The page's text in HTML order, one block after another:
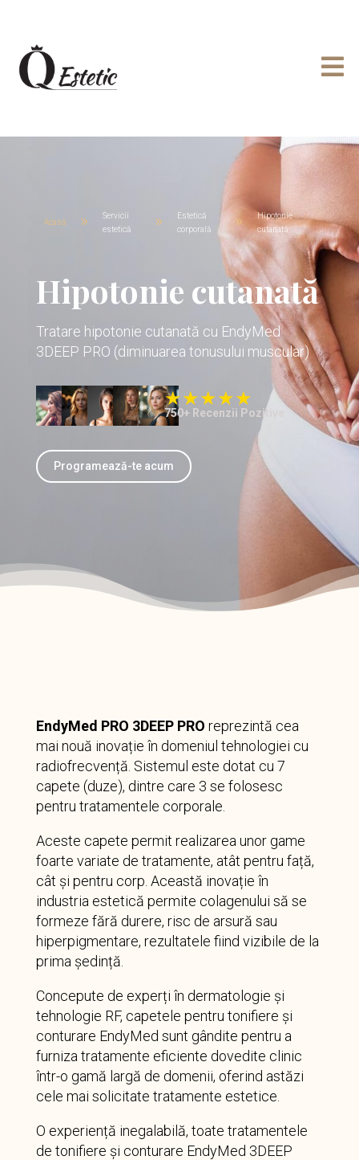

Acasă 9
Servicii
estetică
9
Estetică
corporală
9
Hipotonie
cutanată
Hipotonie cutanată
Tratare hipotonie cutanată cu EndyMed
3DEEP PRO (diminuarea tonusului muscular)
750+ Recenzii Pozitive
Programează-te acum
EndyMed PRO 3DEEP PRO reprezintă cea
mai nouă inovație în domeniul tehnologiei cu
radiofrecvență. Sistemul este dotat cu 7
capete (duze), dintre care 3 se folosesc
pentru tratamentele corporale.
Aceste capete permit realizarea unor game
foarte variate de tratamente, atât pentru față,
cât și pentru corp. Această inovație în
industria estetică permite colagenului să se
formeze fără durere, risc de arsură sau
hiperpigmentare, rezultatele fiind vizibile de la
prima ședință.
Concepute de experți în dermatologie și
tehnologie RF, capetele pentru tonifiere și
conturare EndyMed sunt gândite pentru a
furniza tratamente eficiente dovedite clinic
într-o gamă largă de domenii, oferind astăzi
cele mai solicitate tratamente estetice.
O experiență inegalabilă, toate tratamentele
de tonifiere și conturare EndyMed 3DEEP